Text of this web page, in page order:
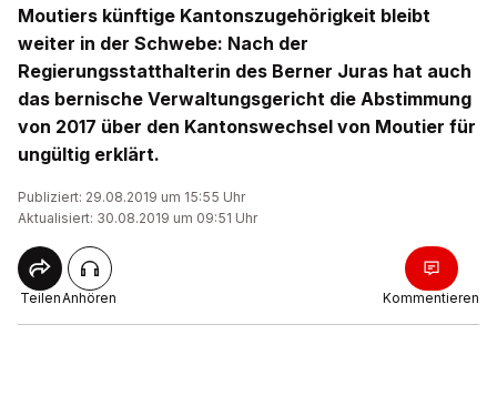
Moutiers künftige Kantonszugehörigkeit bleibt
weiter in der Schwebe: Nach der
Regierungsstatthalterin des Berner Juras hat auch
das bernische Verwaltungsgericht die Abstimmung
von 2017 über den Kantonswechsel von Moutier für
ungültig erklärt.
Publiziert: 29.08.2019 um 15:55 Uhr
Aktualisiert: 30.08.2019 um 09:51 Uhr
TeilenAnhören Kommentieren